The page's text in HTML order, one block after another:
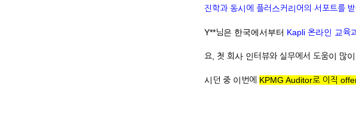
진학과 동시에 플러스커리어의 서포트를
Y**님은 한국에서부터 Kapli 온라인 교육
요, 첫 회사 인터뷰와 실무에서 도움이 많
시던 중 이번에 KPMG Auditor로 이직